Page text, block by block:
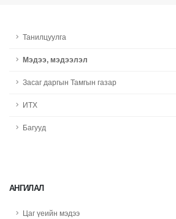
Танилцуулга
Мэдээ, мэдээлэл
Засаг даргын Тамгын газар
ИТХ
Багууд
АНГИЛАЛ
Цаг үеийн мэдээ